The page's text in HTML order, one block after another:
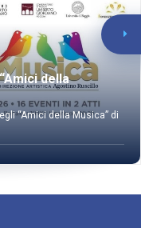
della
“Amici della Musica” di